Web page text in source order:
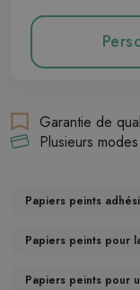
Garantie de
Plusieurs
Papiers peints
Papiers peints pour
Papiers peints pour